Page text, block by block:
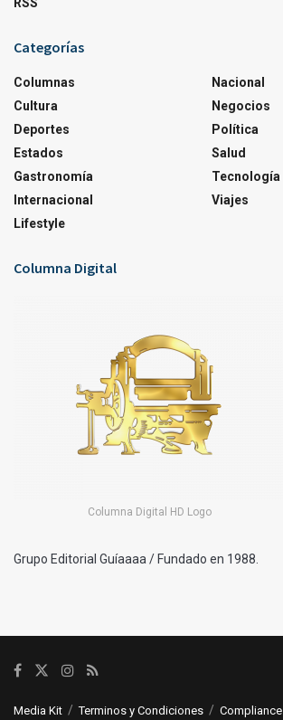
RSS
Categorías
Columnas
Cultura
Deportes
Estados
Gastronomía
Internacional
Lifestyle
Nacional
Negocios
Política
Salud
Tecnología
Viajes
Columna Digital
Columna Digital HD Logo
Grupo Editorial Guíaaaa / Fundado en 1988.
Media Kit Terminos y Condiciones